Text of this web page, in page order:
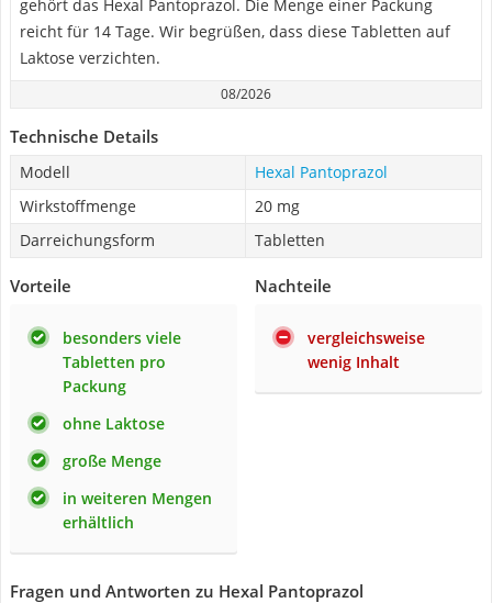
gehört das Hexal Pantoprazol. Die Menge einer Packung
reicht für 14 Tage. Wir begrüßen, dass diese Tabletten auf
Laktose verzichten.
08/2026
Technische Details
Modell
Hexal Pantoprazol
Wirkstoffmenge
20 mg
Darreichungsform
Tabletten
Vorteile
besonders viele
Tabletten pro
Packung
ohne Laktose
große Menge
in weiteren Mengen
erhältlich
Nachteile
vergleichsweise
wenig Inhalt
Fragen und Antworten zu Hexal Pantoprazol